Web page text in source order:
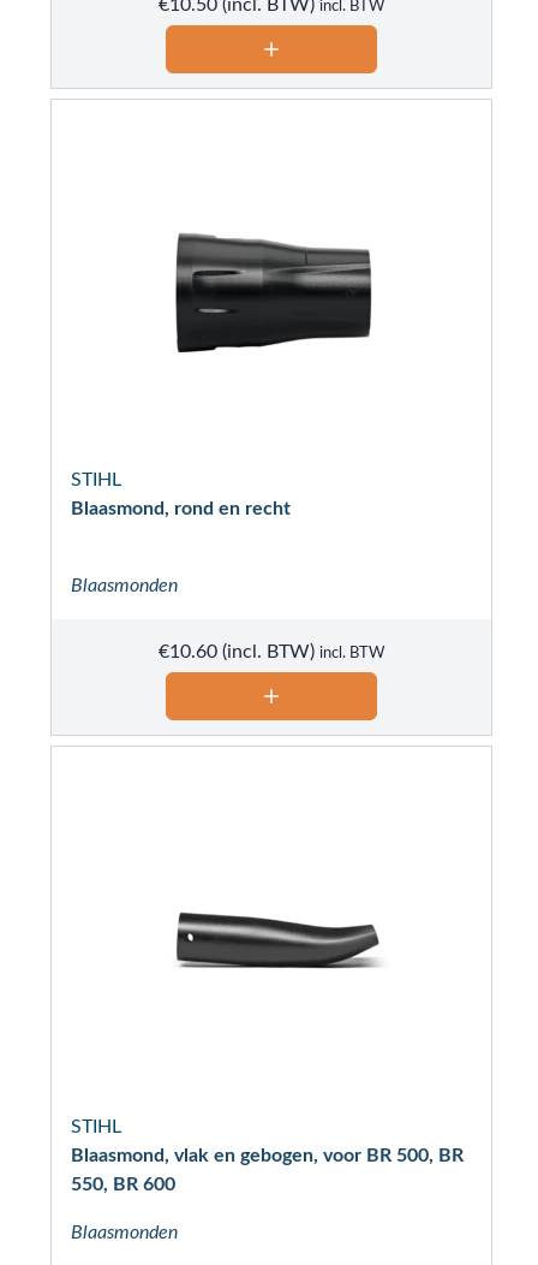
€10.50 incl. BTW
STIHL
Blaasmond, rond en recht
Blaasmonden
€10.60 incl. BTW
STIHL
Blaasmond, vlak en gebogen, voor BR 500, BR
550, BR 600
Blaasmonden